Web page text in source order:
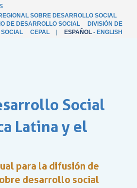
SOBRE DESARROLLO SOCIAL
DE DESARROLLO SOCIAL
DIVISIÓN DE
CEPAL ESPAÑOL - ENGLISH
Social
Latina y el
para la difusión de
desarrollo social